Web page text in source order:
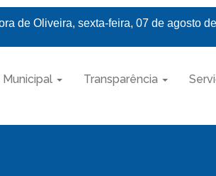
de Oliveira, sexta-feira, 07 de agosto
Transparência